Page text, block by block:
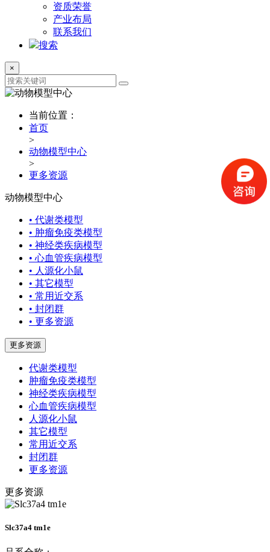
资质荣誉
产业布局
联系我们
搜索
×
当前位置：
首页
>
动物模型中心
>
更多资源
动物模型中心
• 代谢类模型
• 肿瘤免疫类模型
• 神经类疾病模型
• 心血管疾病模型
• 人源化小鼠
• 其它模型
• 常用近交系
• 封闭群
• 更多资源
更多资源
代谢类模型
肿瘤免疫类模型
神经类疾病模型
心血管疾病模型
人源化小鼠
其它模型
常用近交系
封闭群
更多资源
更多资源
Slc37a4 tm1e